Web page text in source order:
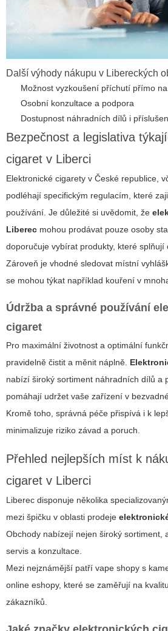
Další výhody nákupu v Libereckých
Možnost vyzkoušení příchutí přímo
Osobní konzultace a podpora
Dostupnost náhradních dílů i
Bezpečnost a legislativa
cigaret v Liberci
Elektronické cigarety v České republice,
podléhají specifickým regulacím, které
používání. Je důležité si uvědomit, že
Liberec mohou prodávat pouze osoby
doporučuje vybírat produkty, které splňují
Zároveň je vhodné sledovat místní
se mohou týkat například kouření v
Údržba a správné používání
cigaret
Pro maximální životnost a optimální
pravidelně čistit a měnit náplně.
nabízí široký sortiment náhradních dílů a
pomáhají udržet vaše zařízení v
Kromě toho, správná péče přispívá i k
minimalizuje riziko závad a poruch.
Přehled nejlepších míst k
cigaret v Liberci
Liberec disponuje několika
mezi špičku v oblasti prodeje
Obchody nabízejí nejen široký sortiment,
servis a konzultace.
Mezi nejznámější patří vape shopy s
online eshopy, které se zaměřují na
zákazníků.